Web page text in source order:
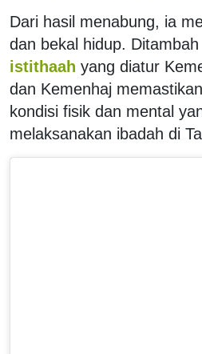
Dari hasil menabung, ia
dan bekal hidup.
istithaah yang diatur
dan Kemenhaj
kondisi fisik dan mental
melaksanakan ibadah di